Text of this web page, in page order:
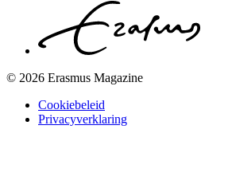
© 2026 Erasmus Magazine
Cookiebeleid
Privacyverklaring